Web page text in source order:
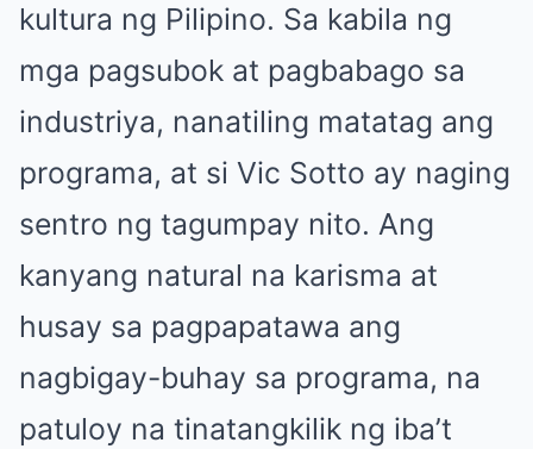
kultura ng Pilipino. Sa kabila ng
mga pagsubok at pagbabago sa
industriya, nanatiling matatag ang
programa, at si Vic Sotto ay naging
sentro ng tagumpay nito. Ang
kanyang natural na karisma at
husay sa pagpapatawa ang
nagbigay-buhay sa programa, na
patuloy na tinatangkilik ng iba’t